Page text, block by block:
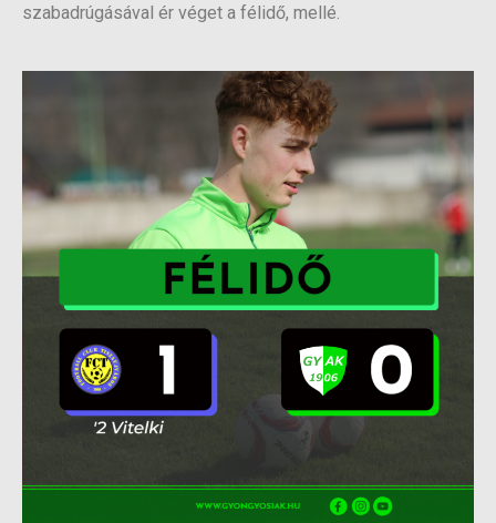
szabadrúgásával ér véget a félidő, mellé.